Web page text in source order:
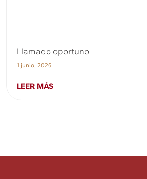
Llamado oportuno
1 junio, 2026
LEER MÁS